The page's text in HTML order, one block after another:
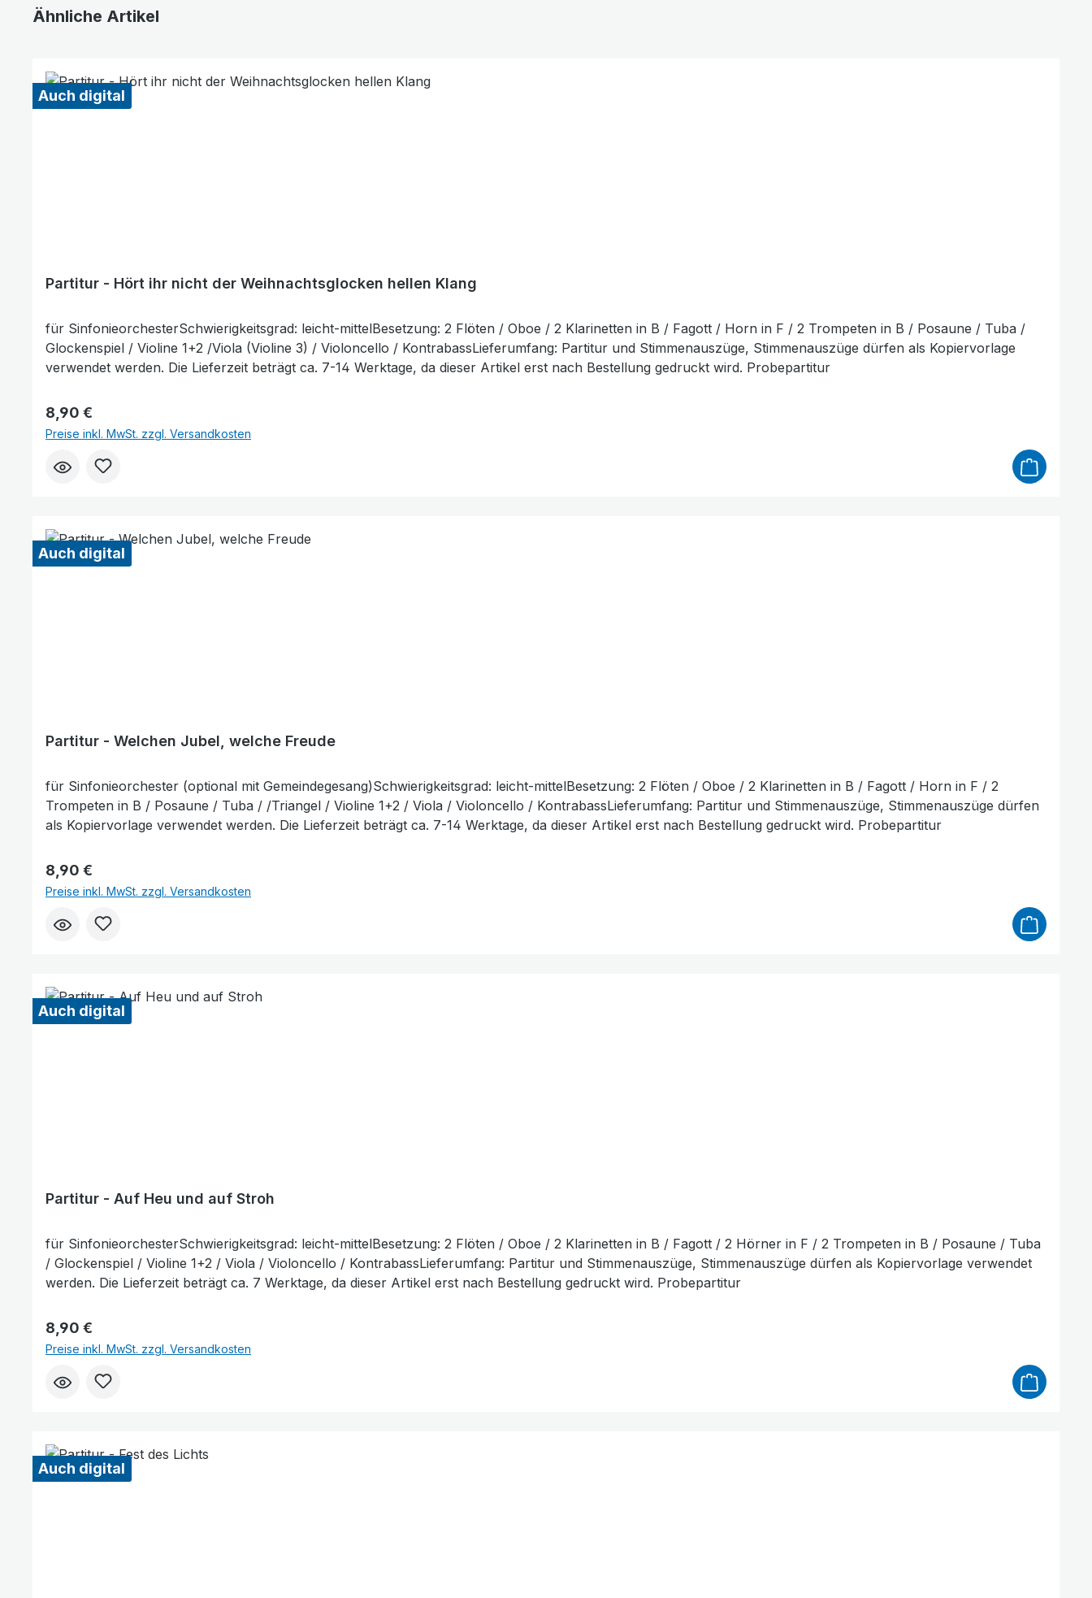
Ähnliche Artikel
Auch digital
Partitur - Hört ihr nicht der Weihnachtsglocken hellen Klang
für SinfonieorchesterSchwierigkeitsgrad: leicht-mittelBesetzung: 2 Flöten / Oboe / 2 Klarinetten in B / Fagott / Horn in F / 2 Trompeten in B / Posaune / Tuba /
Glockenspiel / Violine 1+2 /Viola (Violine 3) / Violoncello / KontrabassLieferumfang: Partitur und Stimmenauszüge, Stimmenauszüge dürfen als Kopiervorlage
verwendet werden. Die Lieferzeit beträgt ca. 7-14 Werktage, da dieser Artikel erst nach Bestellung gedruckt wird. Probepartitur
Regulärer Preis:
8,90 €
Preise inkl. MwSt. zzgl. Versandkosten
Auch digital
Partitur - Welchen Jubel, welche Freude
für Sinfonieorchester (optional mit Gemeindegesang)Schwierigkeitsgrad: leicht-mittelBesetzung: 2 Flöten / Oboe / 2 Klarinetten in B / Fagott / Horn in F / 2
Trompeten in B / Posaune / Tuba / /Triangel / Violine 1+2 / Viola / Violoncello / KontrabassLieferumfang: Partitur und Stimmenauszüge, Stimmenauszüge dürfen
als Kopiervorlage verwendet werden. Die Lieferzeit beträgt ca. 7-14 Werktage, da dieser Artikel erst nach Bestellung gedruckt wird. Probepartitur
Regulärer Preis:
8,90 €
Preise inkl. MwSt. zzgl. Versandkosten
Auch digital
Partitur - Auf Heu und auf Stroh
für SinfonieorchesterSchwierigkeitsgrad: leicht-mittelBesetzung: 2 Flöten / Oboe / 2 Klarinetten in B / Fagott / 2 Hörner in F / 2 Trompeten in B / Posaune / Tuba
/ Glockenspiel / Violine 1+2 / Viola / Violoncello / KontrabassLieferumfang: Partitur und Stimmenauszüge, Stimmenauszüge dürfen als Kopiervorlage verwendet
werden. Die Lieferzeit beträgt ca. 7 Werktage, da dieser Artikel erst nach Bestellung gedruckt wird. Probepartitur
Regulärer Preis:
8,90 €
Preise inkl. MwSt. zzgl. Versandkosten
Auch digital